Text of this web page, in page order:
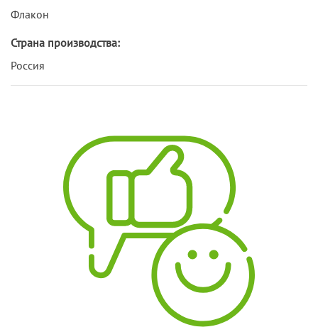
Флакон
Страна производства:
Россия